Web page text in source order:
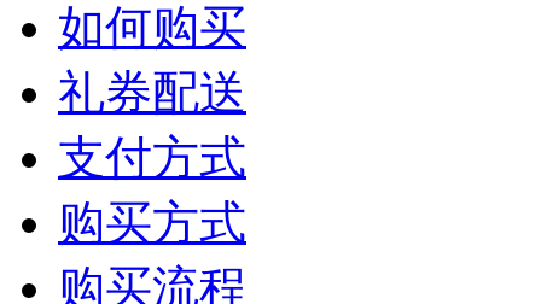
如何购买
礼券配送
支付方式
购买方式
购买流程